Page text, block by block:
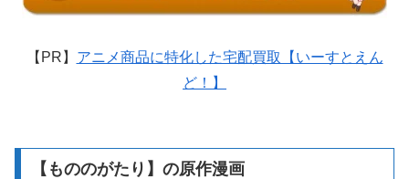
【PR】 アニメ商品に特化した宅配買取【いーすとえん
ど！】
【もののがたり】の原作漫画